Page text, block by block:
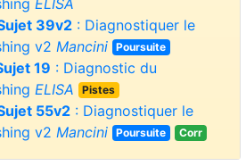
39v2 : Diagnostiquer le
v2 Mancini Poursuite
19 : Diagnostic du
ELISA Pistes
55v2 : Diagnostiquer le
v2 Mancini Poursuite Corr